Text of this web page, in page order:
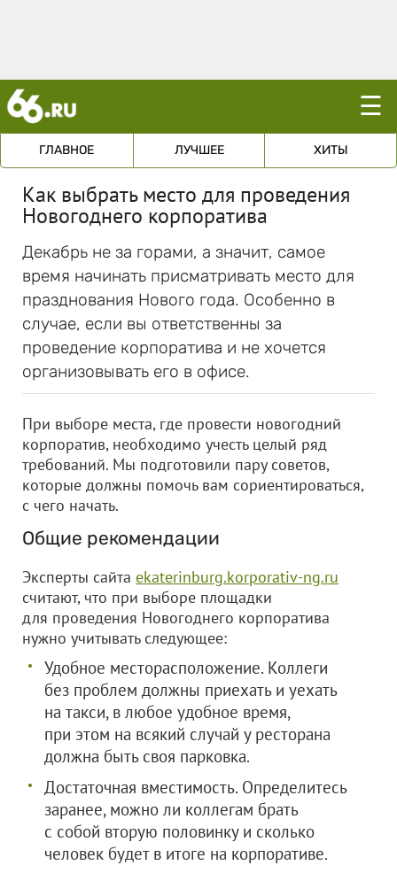
☰
ГЛАВНОЕ ЛУЧШЕЕ ХИТЫ
Как выбрать место для проведения
Новогоднего корпоратива
Декабрь не за горами, а значит, самое
время начинать присматривать место для
празднования Нового года. Особенно в
случае, если вы ответственны за
проведение корпоратива и не хочется
организовывать его в офисе.
При выборе места, где провести новогодний
корпоратив, необходимо учесть целый ряд
требований. Мы подготовили пару советов,
которые должны помочь вам сориентироваться,
с чего начать.
Общие рекомендации
Эксперты сайта ekaterinburg.korporativ-ng.ru
считают, что при выборе площадки
для проведения Новогоднего корпоратива
нужно учитывать следующее:
Удобное месторасположение. Коллеги
без проблем должны приехать и уехать
на такси, в любое удобное время,
при этом на всякий случай у ресторана
должна быть своя парковка.
Достаточная вместимость. Определитесь
заранее, можно ли коллегам брать
с собой вторую половинку и сколько
человек будет в итоге на корпоративе.